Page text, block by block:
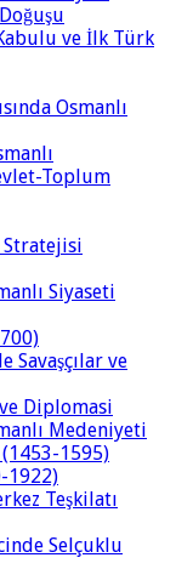
ve İlk Türk
Osmanlı
Toplum
Stratejisi
Siyaseti
Savaşçılar ve
Diplomasi
Medeniyeti
(1453-1595)
1922)
Teşkilatı
Selçuklu